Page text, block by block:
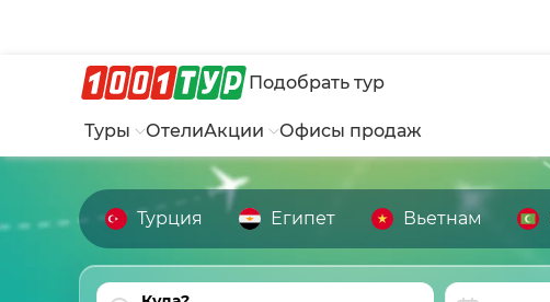
Подобрать тур
Туры ОтелиАкции Офисы продаж
Турция Египет Вьетнам